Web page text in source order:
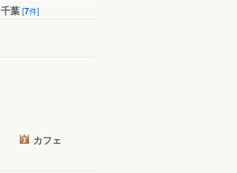
千葉 [7件]
カフェ